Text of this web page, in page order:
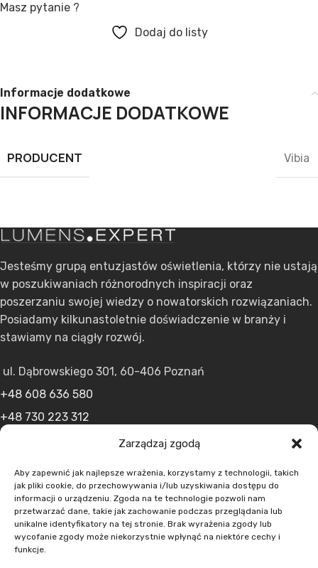
Zarządzaj zgodą
Aby zapewnić jak najlepsze wrażenia, korzystamy z technologii, takich
jak pliki cookie, do przechowywania i/lub uzyskiwania dostępu do
informacji o urządzeniu. Zgoda na te technologie pozwoli nam
przetwarzać dane, takie jak zachowanie podczas przeglądania lub
unikalne identyfikatory na tej stronie. Brak wyrażenia zgody lub
wycofanie zgody może niekorzystnie wpłynąć na niektóre cechy i
funkcje.
Masz pytanie ?
Dodaj do listy
Informacje dodatkowe
INFORMACJE DODATKOWE
PRODUCENT Vibia
Jesteśmy grupą entuzjastów oświetlenia, którzy nie ustają
w poszukiwaniach różnorodnych inspiracji oraz
poszerzaniu swojej wiedzy o nowatorskich rozwiązaniach.
Posiadamy kilkunastoletnie doświadczenie w branży i
stawiamy na ciągły rozwój.
ul. Dąbrowskiego 301, 60-406 Poznań
+48 608 636 580
+48 730 223 312
MENU